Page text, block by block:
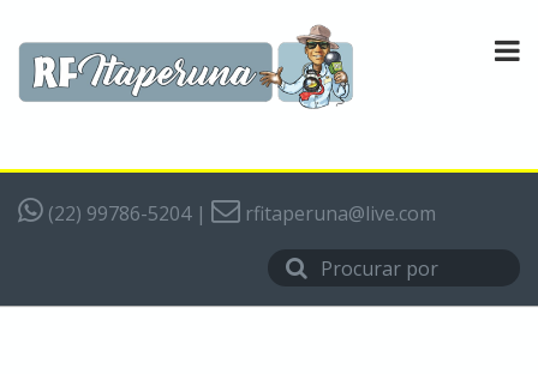
(22) 99786-5204| rfitaperuna@live.com